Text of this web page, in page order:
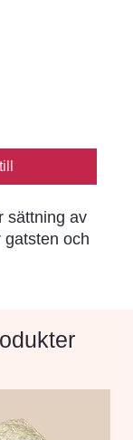
sättning av
gatsten och